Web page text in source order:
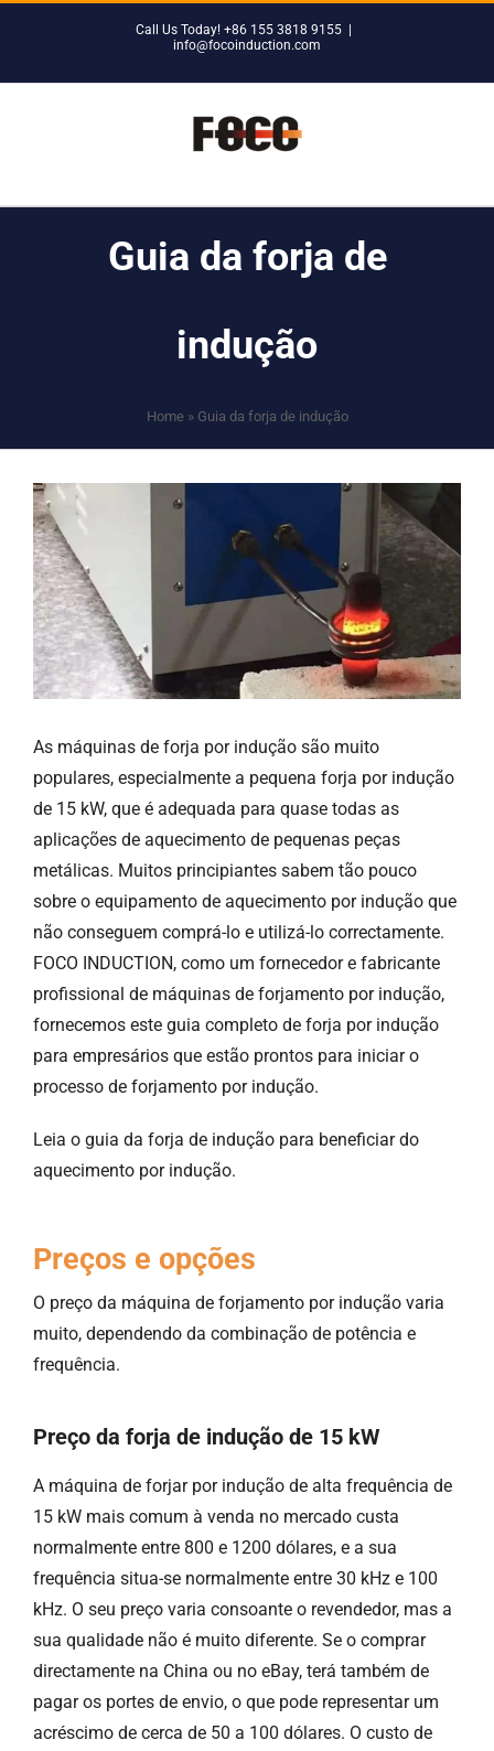
Call Us Today! +86 155 3818 9155
info@focoinduction.com
Guia da forja de
indução
Home» Guia da forja de indução
As máquinas de forja por indução são muito
populares, especialmente a pequena forja por indução
de 15 kW, que é adequada para quase todas as
aplicações de aquecimento de pequenas peças
metálicas. Muitos principiantes sabem tão pouco
sobre o equipamento de aquecimento por indução que
não conseguem comprá-lo e utilizá-lo correctamente.
FOCO INDUCTION, como um fornecedor e fabricante
profissional de máquinas de forjamento por indução,
fornecemos este guia completo de forja por indução
para empresários que estão prontos para iniciar o
processo de forjamento por indução.
Leia o guia da forja de indução para beneficiar do
aquecimento por indução.
Preços e opções
O preço da máquina de forjamento por indução varia
muito, dependendo da combinação de potência e
frequência.
Preço da forja de indução de 15 kW
A máquina de forjar por indução de alta frequência de
15 kW mais comum à venda no mercado custa
normalmente entre 800 e 1200 dólares, e a sua
frequência situa-se normalmente entre 30 kHz e 100
kHz. O seu preço varia consoante o revendedor, mas a
sua qualidade não é muito diferente. Se o comprar
directamente na China ou no eBay, terá também de
pagar os portes de envio, o que pode representar um
acréscimo de cerca de 50 a 100 dólares. O custo de